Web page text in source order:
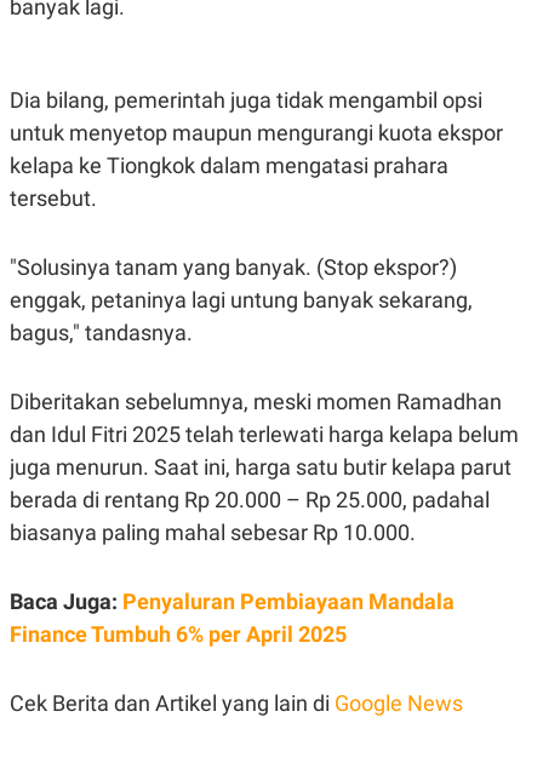
S
T
A
K
O
N
T
T
L
I
P
S
K
O
T
N
A
C
E
M
Y
P
R
S
R
E
L
S
.
LK
banyak lagi.
Dia bilang, pemerintah juga tidak mengambil opsi
untuk menyetop maupun mengurangi kuota ekspor
kelapa ke Tiongkok dalam mengatasi prahara
tersebut.
"Solusinya tanam yang banyak. (Stop ekspor?)
enggak, petaninya lagi untung banyak sekarang,
bagus," tandasnya.
Diberitakan sebelumnya, meski momen Ramadhan
dan Idul Fitri 2025 telah terlewati harga kelapa belum
juga menurun. Saat ini, harga satu butir kelapa parut
berada di rentang Rp 20.000 – Rp 25.000, padahal
biasanya paling mahal sebesar Rp 10.000.
Baca Juga: Penyaluran Pembiayaan Mandala
Finance Tumbuh 6% per April 2025
Cek Berita dan Artikel yang lain di Google News